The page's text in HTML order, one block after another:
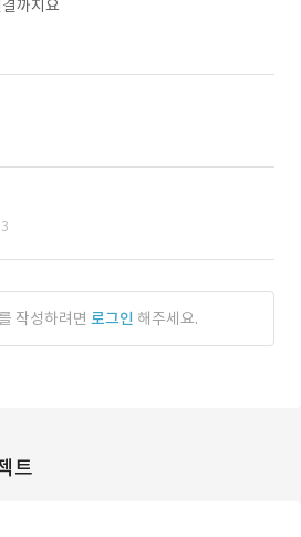
까지요
작성하려면 로그인 해주세요.
트